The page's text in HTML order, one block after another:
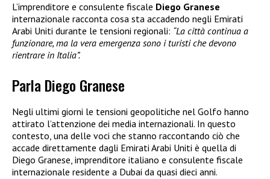
L’imprenditore e consulente fiscale Diego Granese
internazionale racconta cosa sta accadendo negli Emirati
Arabi Uniti durante le tensioni regionali: “La città continua a
funzionare, ma la vera emergenza sono i turisti che devono
rientrare in Italia”.
Parla Diego Granese
Negli ultimi giorni le tensioni geopolitiche nel Golfo hanno
attirato l’attenzione dei media internazionali. In questo
contesto, una delle voci che stanno raccontando ciò che
accade direttamente dagli Emirati Arabi Uniti è quella di
Diego Granese, imprenditore italiano e consulente fiscale
internazionale residente a Dubai da quasi dieci anni.